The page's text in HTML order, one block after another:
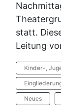
statt.
Leitung
Kinder-,
Neues